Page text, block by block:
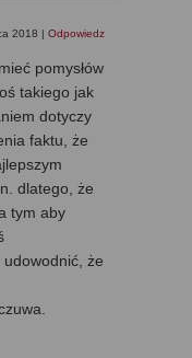
2018 | Odpowiedz
pomysłów
takiego jak
dotyczy
faktu, że
dlatego, że
tym aby
że